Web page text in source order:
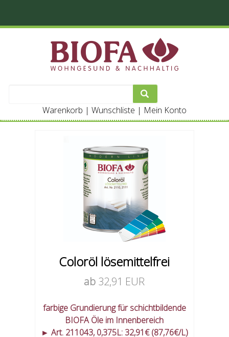
Warenkorb | Wunschliste | Mein Konto
Coloröl lösemittelfrei
ab 32,91 EUR
farbige Grundierung für schichtbildende
BIOFA Öle im Innenbereich
► Art. 211043, 0,375L: 32,91€ (87,76€/L)